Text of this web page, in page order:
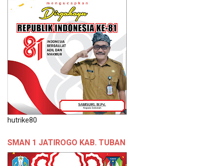
hutrike80
SMAN 1 JATIROGO KAB. TUBAN